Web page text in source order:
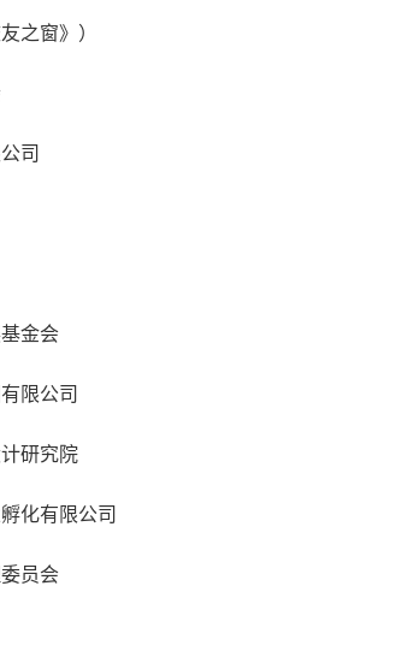
之窗》）
司
金会
限公司
研究院
化有限公司
员会